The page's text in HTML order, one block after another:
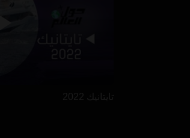
تايتانيك 2022